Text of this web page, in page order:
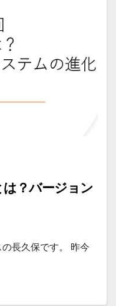
は？バージョン
長久保です。 昨今